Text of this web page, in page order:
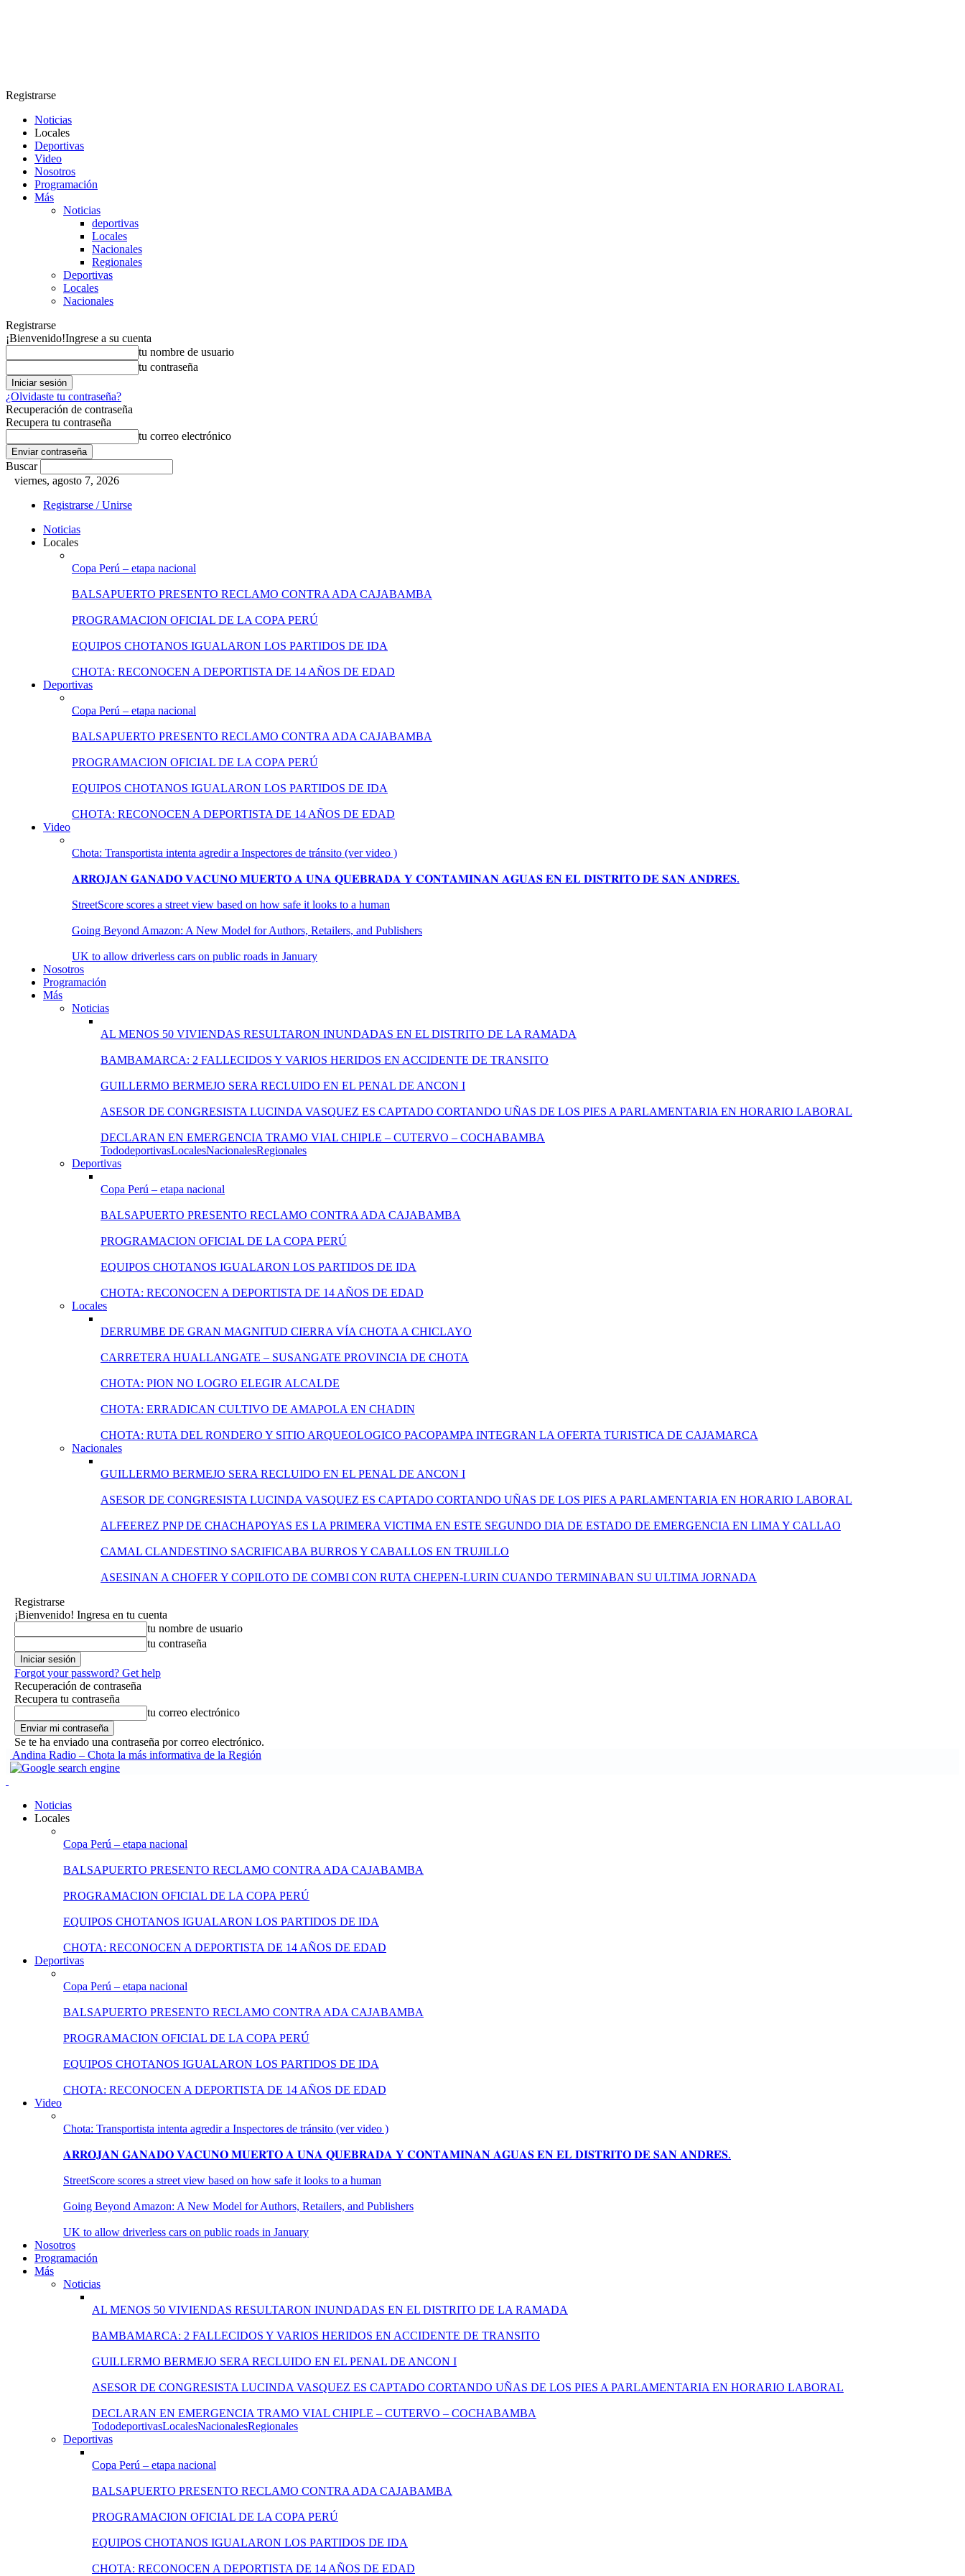
Registrarse
Noticias
Locales
Deportivas
Video
Nosotros
Programación
Más
Noticias
deportivas
Locales
Nacionales
Regionales
Deportivas
Locales
Nacionales
Registrarse
¡Bienvenido!Ingrese a su cuenta
tu nombre de usuario
tu contraseña
¿Olvidaste tu contraseña?
Recuperación de contraseña
Recupera tu contraseña
tu correo electrónico
Buscar
viernes, agosto 7, 2026
Registrarse / Unirse
Noticias
Locales
Copa Perú – etapa nacional
BALSAPUERTO PRESENTO RECLAMO CONTRA ADA CAJABAMBA
PROGRAMACION OFICIAL DE LA COPA PERÚ
EQUIPOS CHOTANOS IGUALARON LOS PARTIDOS DE IDA
CHOTA: RECONOCEN A DEPORTISTA DE 14 AÑOS DE EDAD
Deportivas
Copa Perú – etapa nacional
BALSAPUERTO PRESENTO RECLAMO CONTRA ADA CAJABAMBA
PROGRAMACION OFICIAL DE LA COPA PERÚ
EQUIPOS CHOTANOS IGUALARON LOS PARTIDOS DE IDA
CHOTA: RECONOCEN A DEPORTISTA DE 14 AÑOS DE EDAD
Video
Chota: Transportista intenta agredir a Inspectores de tránsito (ver video )
𝐀𝐑𝐑𝐎𝐉𝐀𝐍 𝐆𝐀𝐍𝐀𝐃𝐎 𝐕𝐀𝐂𝐔𝐍𝐎 𝐌𝐔𝐄𝐑𝐓𝐎 𝐀 𝐔𝐍𝐀 𝐐𝐔𝐄𝐁𝐑𝐀𝐃𝐀 𝐘 𝐂𝐎𝐍𝐓𝐀𝐌𝐈𝐍𝐀𝐍 𝐀𝐆𝐔𝐀𝐒 𝐄𝐍 𝐄𝐋 𝐃𝐈𝐒𝐓𝐑𝐈𝐓𝐎 𝐃𝐄 𝐒𝐀𝐍 𝐀𝐍𝐃𝐑𝐄́𝐒.
StreetScore scores a street view based on how safe it looks to a human
Going Beyond Amazon: A New Model for Authors, Retailers, and Publishers
UK to allow driverless cars on public roads in January
Nosotros
Programación
Más
Noticias
AL MENOS 50 VIVIENDAS RESULTARON INUNDADAS EN EL DISTRITO DE LA RAMADA
BAMBAMARCA: 2 FALLECIDOS Y VARIOS HERIDOS EN ACCIDENTE DE TRANSITO
GUILLERMO BERMEJO SERA RECLUIDO EN EL PENAL DE ANCON I
ASESOR DE CONGRESISTA LUCINDA VASQUEZ ES CAPTADO CORTANDO UÑAS DE LOS PIES A PARLAMENTARIA EN HORARIO LABORAL
DECLARAN EN EMERGENCIA TRAMO VIAL CHIPLE – CUTERVO – COCHABAMBA
TododeportivasLocalesNacionalesRegionales
Deportivas
Copa Perú – etapa nacional
BALSAPUERTO PRESENTO RECLAMO CONTRA ADA CAJABAMBA
PROGRAMACION OFICIAL DE LA COPA PERÚ
EQUIPOS CHOTANOS IGUALARON LOS PARTIDOS DE IDA
CHOTA: RECONOCEN A DEPORTISTA DE 14 AÑOS DE EDAD
Locales
DERRUMBE DE GRAN MAGNITUD CIERRA VÍA CHOTA A CHICLAYO
CARRETERA HUALLANGATE – SUSANGATE PROVINCIA DE CHOTA
CHOTA: PION NO LOGRO ELEGIR ALCALDE
CHOTA: ERRADICAN CULTIVO DE AMAPOLA EN CHADIN
CHOTA: RUTA DEL RONDERO Y SITIO ARQUEOLOGICO PACOPAMPA INTEGRAN LA OFERTA TURISTICA DE CAJAMARCA
Nacionales
GUILLERMO BERMEJO SERA RECLUIDO EN EL PENAL DE ANCON I
ASESOR DE CONGRESISTA LUCINDA VASQUEZ ES CAPTADO CORTANDO UÑAS DE LOS PIES A PARLAMENTARIA EN HORARIO LABORAL
ALFEEREZ PNP DE CHACHAPOYAS ES LA PRIMERA VICTIMA EN ESTE SEGUNDO DIA DE ESTADO DE EMERGENCIA EN LIMA Y CALLAO
CAMAL CLANDESTINO SACRIFICABA BURROS Y CABALLOS EN TRUJILLO
ASESINAN A CHOFER Y COPILOTO DE COMBI CON RUTA CHEPEN-LURIN CUANDO TERMINABAN SU ULTIMA JORNADA
Registrarse
¡Bienvenido! Ingresa en tu cuenta
tu nombre de usuario
tu contraseña
Forgot your password? Get help
Recuperación de contraseña
Recupera tu contraseña
tu correo electrónico
Se te ha enviado una contraseña por correo electrónico.
Andina Radio – Chota la más informativa de la Región
Noticias
Locales
Copa Perú – etapa nacional
BALSAPUERTO PRESENTO RECLAMO CONTRA ADA CAJABAMBA
PROGRAMACION OFICIAL DE LA COPA PERÚ
EQUIPOS CHOTANOS IGUALARON LOS PARTIDOS DE IDA
CHOTA: RECONOCEN A DEPORTISTA DE 14 AÑOS DE EDAD
Deportivas
Copa Perú – etapa nacional
BALSAPUERTO PRESENTO RECLAMO CONTRA ADA CAJABAMBA
PROGRAMACION OFICIAL DE LA COPA PERÚ
EQUIPOS CHOTANOS IGUALARON LOS PARTIDOS DE IDA
CHOTA: RECONOCEN A DEPORTISTA DE 14 AÑOS DE EDAD
Video
Chota: Transportista intenta agredir a Inspectores de tránsito (ver video )
𝐀𝐑𝐑𝐎𝐉𝐀𝐍 𝐆𝐀𝐍𝐀𝐃𝐎 𝐕𝐀𝐂𝐔𝐍𝐎 𝐌𝐔𝐄𝐑𝐓𝐎 𝐀 𝐔𝐍𝐀 𝐐𝐔𝐄𝐁𝐑𝐀𝐃𝐀 𝐘 𝐂𝐎𝐍𝐓𝐀𝐌𝐈𝐍𝐀𝐍 𝐀𝐆𝐔𝐀𝐒 𝐄𝐍 𝐄𝐋 𝐃𝐈𝐒𝐓𝐑𝐈𝐓𝐎 𝐃𝐄 𝐒𝐀𝐍 𝐀𝐍𝐃𝐑𝐄́𝐒.
StreetScore scores a street view based on how safe it looks to a human
Going Beyond Amazon: A New Model for Authors, Retailers, and Publishers
UK to allow driverless cars on public roads in January
Nosotros
Programación
Más
Noticias
AL MENOS 50 VIVIENDAS RESULTARON INUNDADAS EN EL DISTRITO DE LA RAMADA
BAMBAMARCA: 2 FALLECIDOS Y VARIOS HERIDOS EN ACCIDENTE DE TRANSITO
GUILLERMO BERMEJO SERA RECLUIDO EN EL PENAL DE ANCON I
ASESOR DE CONGRESISTA LUCINDA VASQUEZ ES CAPTADO CORTANDO UÑAS DE LOS PIES A PARLAMENTARIA EN HORARIO LABORAL
DECLARAN EN EMERGENCIA TRAMO VIAL CHIPLE – CUTERVO – COCHABAMBA
TododeportivasLocalesNacionalesRegionales
Deportivas
Copa Perú – etapa nacional
BALSAPUERTO PRESENTO RECLAMO CONTRA ADA CAJABAMBA
PROGRAMACION OFICIAL DE LA COPA PERÚ
EQUIPOS CHOTANOS IGUALARON LOS PARTIDOS DE IDA
CHOTA: RECONOCEN A DEPORTISTA DE 14 AÑOS DE EDAD